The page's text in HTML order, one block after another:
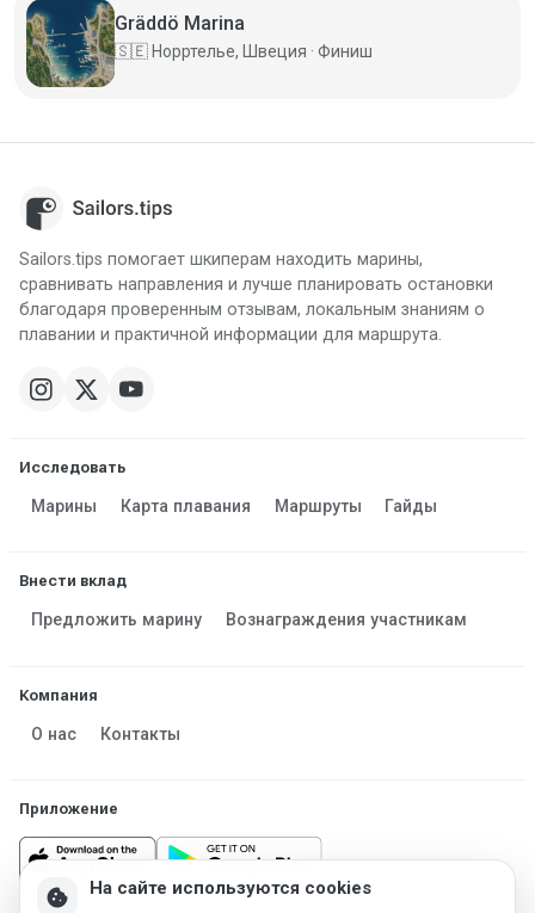
Gräddö Marina
🇸🇪 Норртелье, Швеция · Финиш
Sailors.tips помогает шкиперам находить марины,
сравнивать направления и лучше планировать остановки
благодаря проверенным отзывам, локальным знаниям о
плавании и практичной информации для маршрута.
Исследовать
Марины Карта плавания Маршруты Гайды
Внести вклад
Предложить марину Вознаграждения участникам
Компания
О нас Контакты
Приложение
cookie На сайте используются cookies